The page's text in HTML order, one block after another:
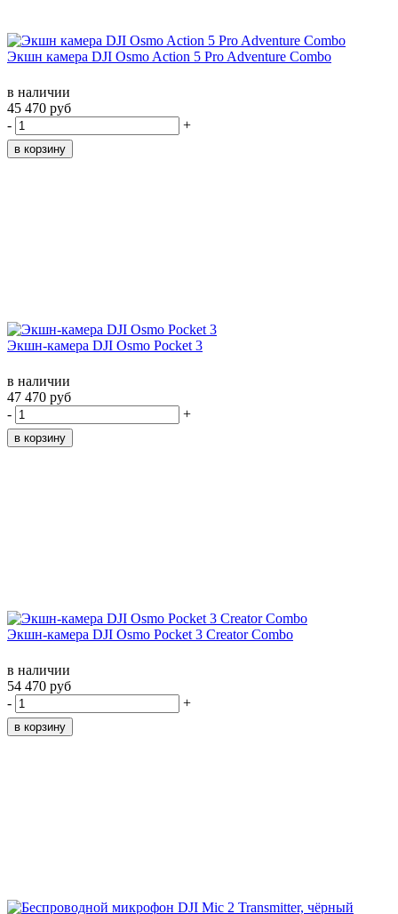
Экшн камера DJI Osmo Action 5 Pro Adventure Combo
в наличии
45 470 руб
-
+
Экшн-камера DJI Osmo Pocket 3
в наличии
47 470 руб
-
+
Экшн-камера DJI Osmo Pocket 3 Creator Combo
в наличии
54 470 руб
-
+